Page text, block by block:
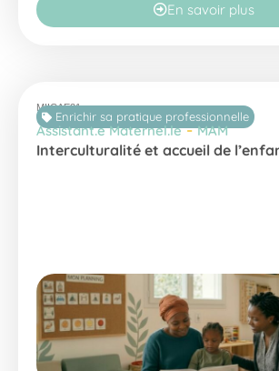
En savoir plus
MIICAE21
Enrichir sa pratique professionnelle
Assistant.e Maternel.le-MAM
Interculturalité et accueil de